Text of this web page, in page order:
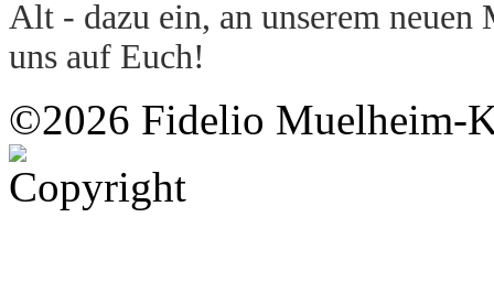
Alt - dazu ein, an unserem
uns auf Euch!
©2026 Fidelio Muelheim-